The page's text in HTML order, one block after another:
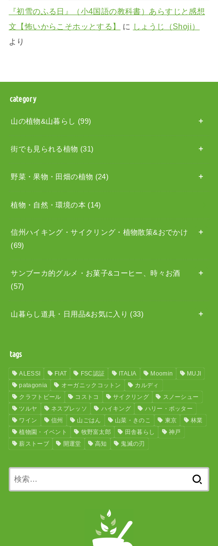
『初雪のふる日』（小4国語の教科書）あらすじと感想
文【怖いからこそホッとする】
に しょうじ（Shoji）
より
category
山の植物&山暮らし (99)
街でも見られる植物 (31)
野菜・果物・田畑の植物 (24)
植物・自然・環境の本 (14)
信州ハイキング・サイクリング・植物散策&おでかけ
(69)
サンブーカ的グルメ・お菓子&コーヒー、時々お酒
(57)
山暮らし道具・日用品&お気に入り (33)
tags
ALESSI FIAT FSC認証 ITALIA Moomin
MUJI
patagonia
オーガニックコットン
カルディ
クラフトビール
コストコ サイクリング
スノーシュー
ツルヤ
ネスプレッソ ハイキング
ハリー・ポッター
ワイン
信州 山ごはん 山菜・きのこ 東京
林業
植物園・イベント
牧野富太郎 田舎暮らし
神戸
薪ストーブ
開運堂 高知 鬼滅の刃